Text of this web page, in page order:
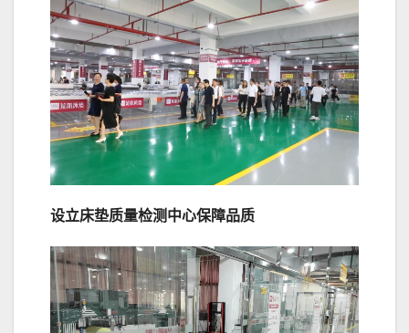
设立床垫质量检测中心保障品质